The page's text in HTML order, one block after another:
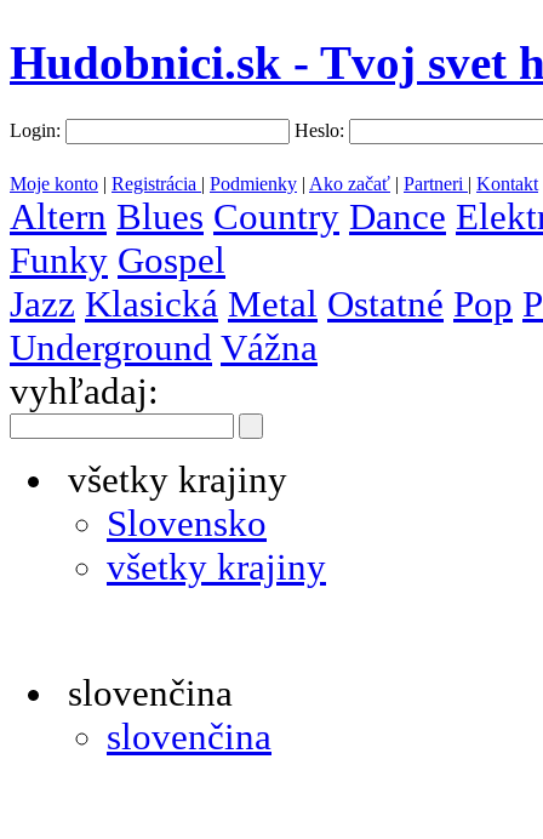
Hudobnici.sk - Tvoj svet
Login: Heslo:
Moje konto | Registrácia | Podmienky | Ako začať | Partneri | Kontakt
Altern Blues Country Dance
Funky Gospel
Jazz Klasická Metal Ostatné Pop
Underground Vážna
vyhľadaj:
všetky krajiny
Slovensko
všetky krajiny
slovenčina
slovenčina